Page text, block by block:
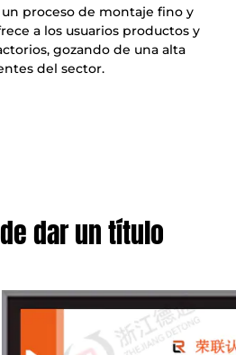
proceso de montaje fino y
a los usuarios productos y
gozando de una alta
del sector.
dar un título